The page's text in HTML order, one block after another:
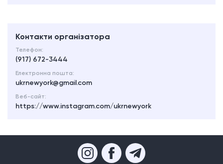
Контакти організатора
Телефон:
(917) 672-3444
Електронна пошта:
ukrnewyork@gmail.com
Веб-сайт:
https://www.instagram.com/ukrnewyork